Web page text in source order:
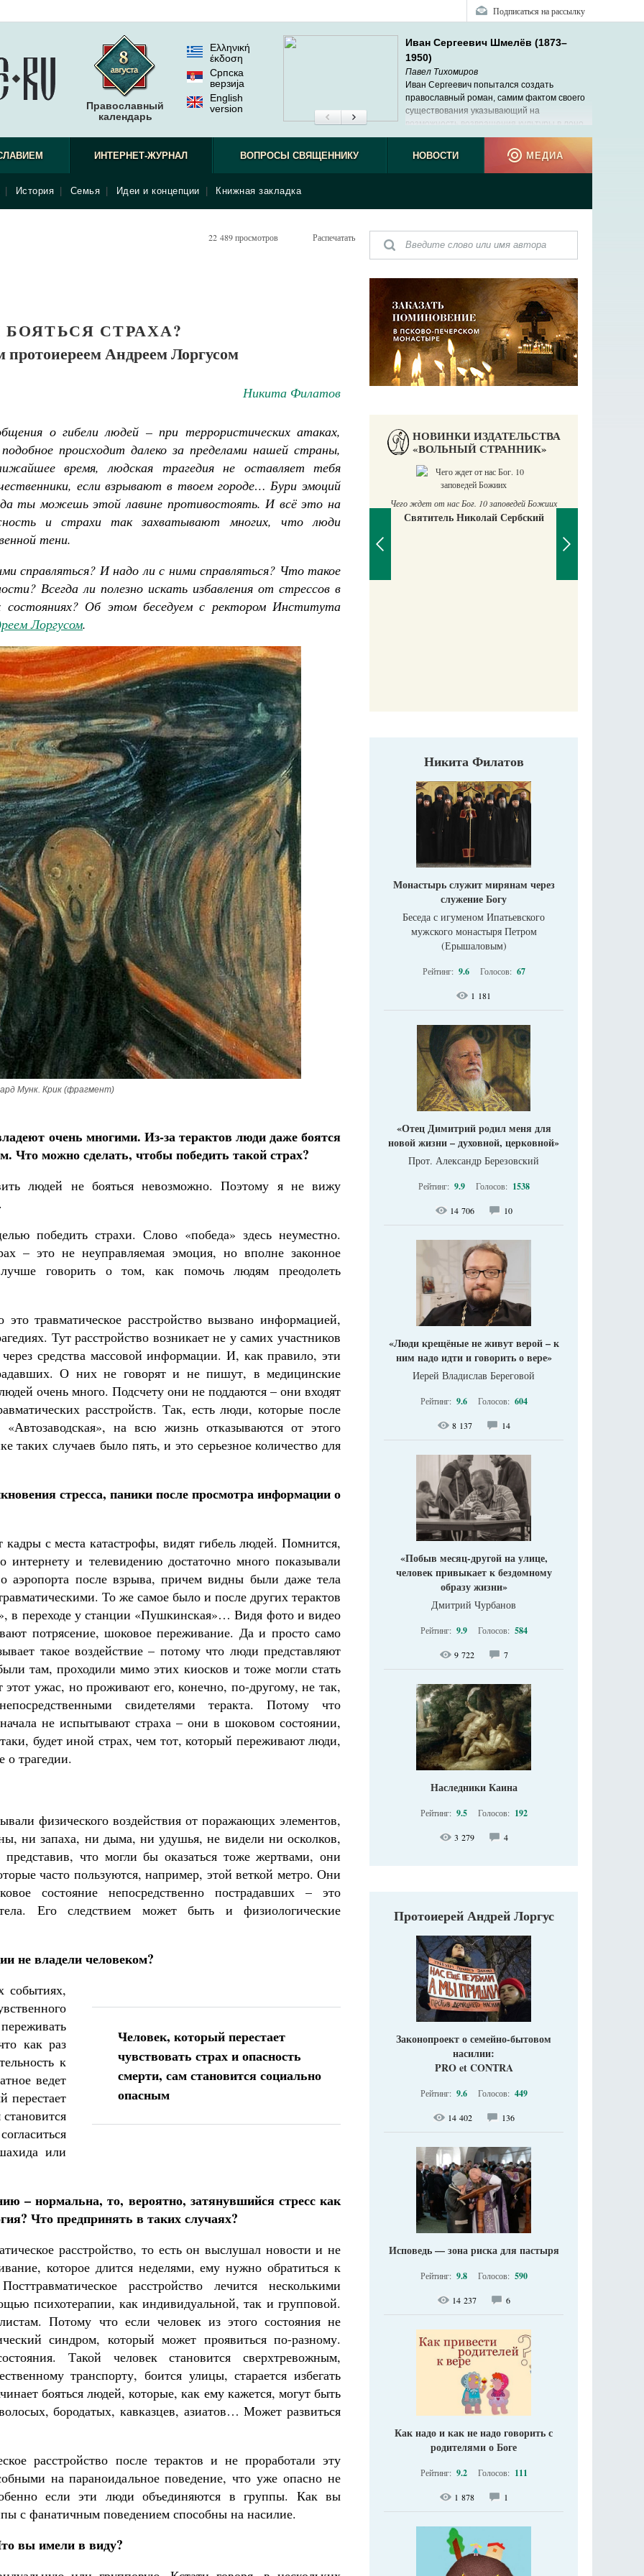
Подписаться на рассылку
Православный
календарь
Ελληνική
έκδοση
Српска
верзиjа
English
version
Иван Сергеевич Шмелёв (1873–
1950)
Павел Тихомиров
Иван Сергеевич попытался создать
православный роман, самим фактом своего
существования указывающий на
возможность возвращения культуры в лоно
Церкви.
ИНТЕРНЕТ-ЖУРНАЛ
История Семья Идеи и концепции Книжная закладка
ВОПРОСЫ СВЯЩЕННИКУ НОВОСТИ МЕДИА
22 489 просмотров Распечатать
СТРАХА?
протоиереем Андреем Лоргусом
Никита Филатов
о гибели людей – при террористических атаках,
происходит далеко за пределами нашей страны,
время, людская трагедия не оставляет тебя
если взрывают в твоем городе… Бури эмоций
ты можешь этой лавине противостоять. И всё это на
и страхи так захватывают многих, что люди
тени.
справляться? И надо ли с ними справляться? Что такое
Всегда ли полезно искать избавления от стрессов в
состояниях? Об этом беседуем с ректором Института
Лоргусом.
Мунк. Крик (фрагмент)
очень многими. Из-за терактов люди даже боятся
Что можно сделать, чтобы победить такой страх?
людей не бояться невозможно. Поэтому я не вижу
победить страхи. Слово «победа» здесь неуместно.
– это не неуправляемая эмоция, но вполне законное
говорить о том, как помочь людям преодолеть
травматическое расстройство вызвано информацией,
Тут расстройство возникает не у самих участников
средства массовой информации. И, как правило, эти
О них не говорят и не пишут, в медицинские
очень много. Подсчету они не поддаются – они входят
расстройств. Так, есть люди, которые после
на всю жизнь отказываются от этого
таких случаев было пять, и это серьезное количество для
стресса, паники после просмотра информации о
кадры с места катастрофы, видят гибель людей. Помнится,
и телевидению достаточно много показывали
аэропорта после взрыва, причем видны были даже тела
То же самое было и после других терактов
в переходе у станции «Пушкинская»… Видя фото и видео
потрясение, шоковое переживание. Да и просто само
такое воздействие – потому что люди представляют
там, проходили мимо этих киосков и тоже могли стать
ужас, но проживают его, конечно, по-другому, не так,
свидетелями теракта. Потому что
не испытывают страха – они в шоковом состоянии,
будет иной страх, чем тот, который переживают люди,
трагедии.
физического воздействия от поражающих элементов,
ни запаха, ни дыма, ни удушья, не видели ни осколков,
что могли бы оказаться тоже жертвами, они
часто пользуются, например, этой веткой метро. Они
состояние непосредственно пострадавших – это
Его следствием может быть и физиологические
не владели человеком?
Человек, который перестает
чувствовать страх и опасность
смерти, сам становится социально
опасным
событиях,
как раз
к
ведет
перестает
или
– нормальна, то, вероятно, затянувшийся стресс как
Что предпринять в таких случаях?
расстройство, то есть он выслушал новости и не
которое длится неделями, ему нужно обратиться к
расстройство лечится несколькими
психотерапии, как индивидуальной, так и групповой.
Потому что если человек из этого состояния не
синдром, который может проявиться по-разному.
Такой человек становится сверхтревожным,
транспорту, боится улицы, старается избегать
бояться людей, которые, как ему кажется, могут быть
бородатых, кавказцев, азиатов… Может развиться
расстройство после терактов и не проработали эту
на параноидальное поведение, что уже опасно не
если эти люди объединяются в группы. Как вы
с фанатичным поведением способны на насилие.
вы имели в виду?
НОВИНКИ ИЗДАТЕЛЬСТВА
«ВОЛЬНЫЙ СТРАННИК»
Георгий Победоносец. Научись у
Роман Котов
Чего ждет от нас Бог. 10 заповедей Божиих
Святитель Николай Сербский
Никита Филатов
Монастырь служит мирянам через
служение Богу
Беседа с игуменом Ипатьевского
мужского монастыря Петром
(Ерышаловым)
Рейтинг: 9.6 Голосов: 67
1 181
«Отец Димитрий родил меня для
новой жизни – духовной, церковной»
Прот. Александр Березовский
Рейтинг: 9.9 Голосов: 1538
14 706 10
«Люди крещёные не живут верой – к
ним надо идти и говорить о вере»
Иерей Владислав Береговой
Рейтинг: 9.6 Голосов: 604
8 137 14
«Побыв месяц-другой на улице,
человек привыкает к бездомному
образу жизни»
Дмитрий Чурбанов
Рейтинг: 9.9 Голосов: 584
9 722 7
Наследники Каина
Рейтинг: 9.5 Голосов: 192
3 279 4
Протоиерей Андрей Лоргус
Законопроект о семейно-бытовом
насилии:
PRO et CONTRA
Рейтинг: 9.6 Голосов: 449
14 402 136
Исповедь — зона риска для пастыря
Рейтинг: 9.8 Голосов: 590
14 237 6
Как надо и как не надо говорить с
родителями о Боге
Рейтинг: 9.2 Голосов: 111
1 878 1